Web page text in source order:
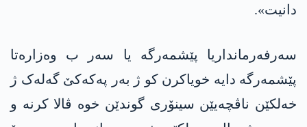
دانیت».
سەرفەرمانداریا پێشمەرگە یا سەر ب وەزارەتا
پێشمەرگە دایە خویاکرن کو ژ بەر په‌كه‌كێ گەلەک ژ
خەلکێن ناڤچەیێن سینۆری گوندێن خوە ڤالا کرنە و